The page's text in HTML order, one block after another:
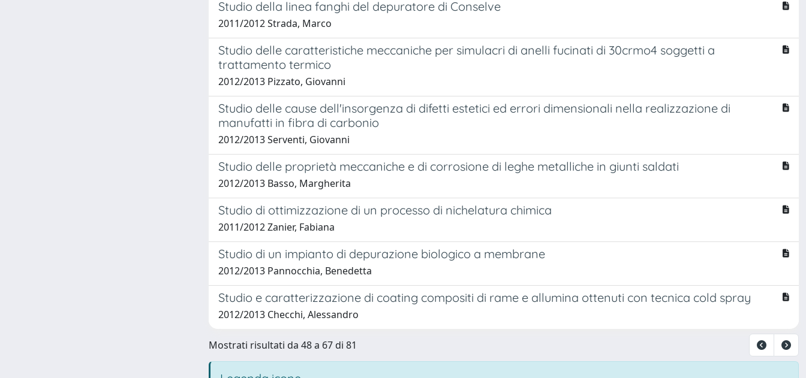
Studio della linea fanghi del depuratore di Conselve
2011/2012 Strada, Marco
Studio delle caratteristiche meccaniche per simulacri di anelli fucinati di 30crmo4 soggetti a
trattamento termico
2012/2013 Pizzato, Giovanni
Studio delle cause dell'insorgenza di difetti estetici ed errori dimensionali nella realizzazione di
manufatti in fibra di carbonio
2012/2013 Serventi, Giovanni
Studio delle proprietà meccaniche e di corrosione di leghe metalliche in giunti saldati
2012/2013 Basso, Margherita
Studio di ottimizzazione di un processo di nichelatura chimica
2011/2012 Zanier, Fabiana
Studio di un impianto di depurazione biologico a membrane
2012/2013 Pannocchia, Benedetta
Studio e caratterizzazione di coating compositi di rame e allumina ottenuti con tecnica cold spray
2012/2013 Checchi, Alessandro
Mostrati risultati da 48 a 67 di 81